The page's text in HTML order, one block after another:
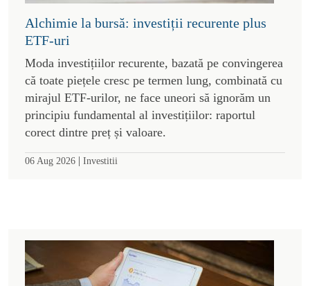
Alchimie la bursă: investiții recurente plus
ETF-uri
Moda investițiilor recurente, bazată pe convingerea
că toate piețele cresc pe termen lung, combinată cu
mirajul ETF-urilor, ne face uneori să ignorăm un
principiu fundamental al investițiilor: raportul
corect dintre preț și valoare.
06 Aug 2026 | Investitii